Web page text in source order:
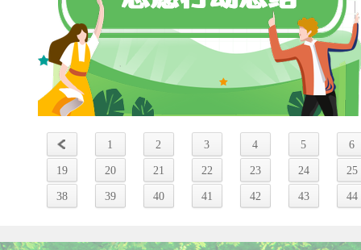
1 2 3 4 5 6
19 20 21 22 23 24 25
38 39 40 41 42 43 44